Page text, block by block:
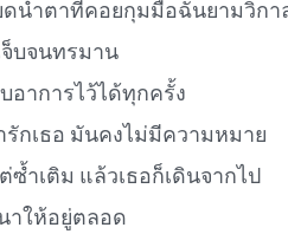
ดน้ำตาที่คอยกุมมือฉันยามวิกา
จ็บจนทรมาน
อาการไว้ได้ทุกครั้ง
รักเธอ มันคงไม่มีความหมาย
ซ้ำเติม แล้วเธอก็เดินจากไป
าให้อยู่ตลอด